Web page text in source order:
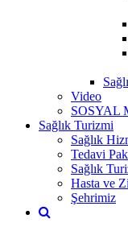
Video
SOSYAL
Sağlık Turizmi
Sağlık
Tedavi
Sağlık
Hasta ve
Şehrimiz